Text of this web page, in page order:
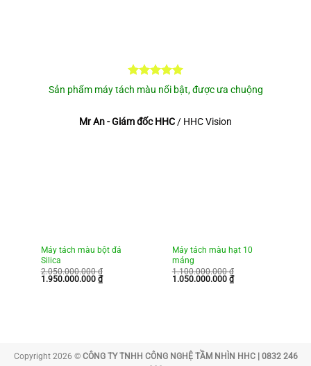
Sản phẩm máy tách màu nổi bật, được ưa chuộng
Mr An - Giám đốc HHC / HHC Vision
Máy tách màu bột đá
Silica
2.050.000.000₫
Giá
1.950.000.000 ₫Giá
hiện
Máy tách màu hạt 10
máng
1.100.000.000₫
Giá
1.050.000.000 ₫Giá
hiện
Copyright 2026 © CÔNG TY TNHH CÔNG NGHỆ TẦM NHÌN HHC | 0832 246